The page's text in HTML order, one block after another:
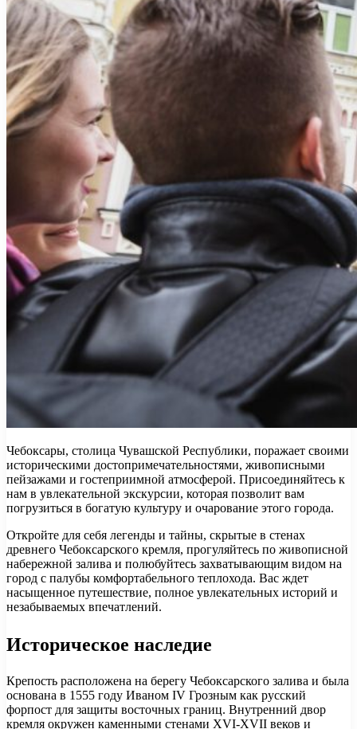
Чебоксары, столица Чувашской Республики, поражает своими
историческими достопримечательностями, живописными
пейзажами и гостеприимной атмосферой. Присоединяйтесь к
нам в увлекательной экскурсии, которая позволит вам
погрузиться в богатую культуру и очарование этого города.
Откройте для себя легенды и тайны, скрытые в стенах
древнего Чебоксарского кремля, прогуляйтесь по живописной
набережной залива и полюбуйтесь захватывающим видом на
город с палубы комфортабельного теплохода. Вас ждет
насыщенное путешествие, полное увлекательных историй и
незабываемых впечатлений.
Историческое наследие
Крепость расположена на берегу Чебоксарского залива и была
основана в 1555 году Иваном IV Грозным как русский
форпост для защиты восточных границ. Внутренний двор
кремля окружен каменными стенами XVI-XVII веков и